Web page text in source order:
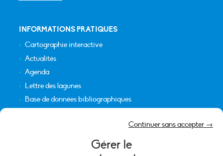
Gérer le
Continuer sans accepter →
INFORMATIONS PRATIQUES
Cartographie interactive
Actualités
Agenda
Lettre des lagunes
Base de données bibliographiques